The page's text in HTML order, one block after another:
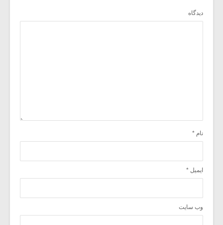
دیدگاه
نام *
ایمیل *
وب‌ سایت